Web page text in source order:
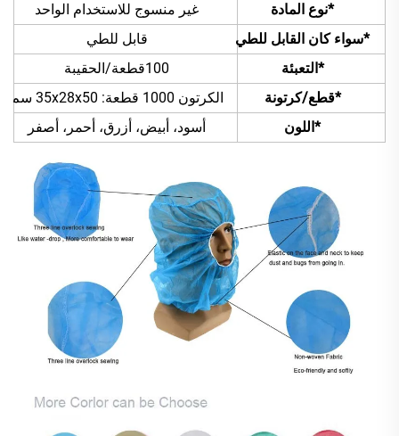
*نوع المادة
غير منسوج للاستخدام الواحد
*سواء كان القابل للطي
قابل للطي
*التعبئة
100قطعة/الحقيبة
*قطع/كرتونة
الكرتون 1000 قطعة: 35x28x50 سم
*اللون
أسود، أبيض، أزرق، أحمر، أصفر